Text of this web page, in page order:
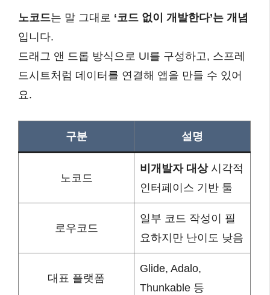
노코드는 말 그대로 ‘코드 없이 개발한다’는 개념
입니다.
드래그 앤 드롭 방식으로 UI를 구성하고, 스프레
드시트처럼 데이터를 연결해 앱을 만들 수 있어
요.
구분 설명
노코드
비개발자 대상시각적
인터페이스 기반 툴
로우코드
일부 코드 작성이 필
요하지만 난이도 낮음
대표 플랫폼
Glide, Adalo,
Thunkable 등